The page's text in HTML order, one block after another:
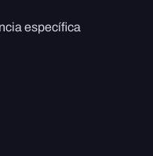
específica